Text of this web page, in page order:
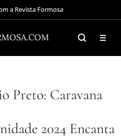
a Revista Formosa
Preto: Caravana
2024 Encanta